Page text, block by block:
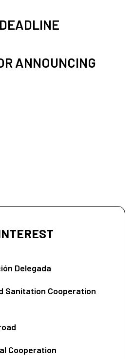
ANNOUNCING
Delegada
Sanitation Cooperation
Cooperation